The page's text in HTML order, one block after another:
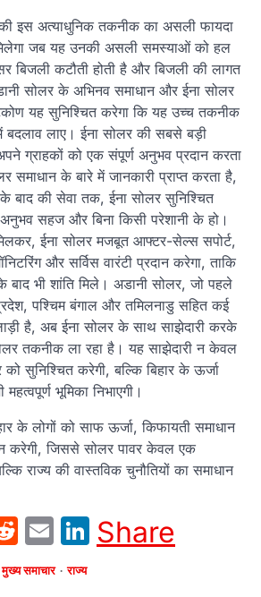
इस अत्याधुनिक तकनीक का असली फायदा
जब यह उनकी असली समस्याओं को हल
बिजली कटौती होती है और बिजली की लागत
सोलर के अभिनव समाधान और ईना सोलर
यह सुनिश्चित करेगा कि यह उच्च तकनीक
बदलाव लाए। ईना सोलर की सबसे बड़ी
ग्राहकों को एक संपूर्ण अनुभव प्रदान करता
के बारे में जानकारी प्राप्त करता है,
की सेवा तक, ईना सोलर सुनिश्चित
सहज और बिना किसी परेशानी के हो।
ईना सोलर मजबूत आफ्टर-सेल्स सपोर्ट,
और सर्विस वारंटी प्रदान करेगा, ताकि
बाद भी शांति मिले। अडानी सोलर, जो पहले
पश्चिम बंगाल और तमिलनाडु सहित कई
है, अब ईना सोलर के साथ साझेदारी करके
तकनीक ला रहा है। यह साझेदारी न केवल
सुनिश्चित करेगी, बल्कि बिहार के ऊर्जा
भूमिका निभाएगी।
के लोगों को साफ ऊर्जा, किफायती समाधान
करेगी, जिससे सोलर पावर केवल एक
राज्य की वास्तविक चुनौतियों का समाधान
Reddit
EmailLinkedIn
Share
मुख्य समाचार राज्य